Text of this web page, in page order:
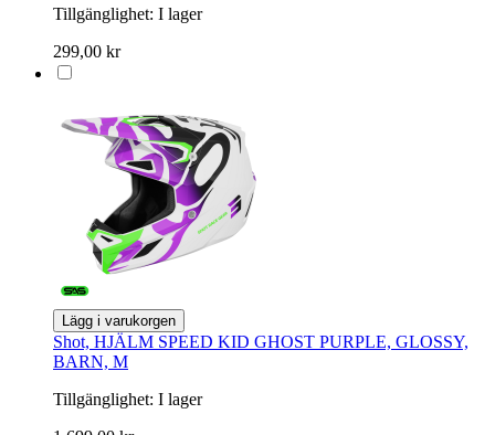
Tillgänglighet: I lager
299,00 kr
Lägg i varukorgen
Shot, HJÄLM SPEED KID GHOST PURPLE, GLOSSY,
BARN, M
Tillgänglighet: I lager